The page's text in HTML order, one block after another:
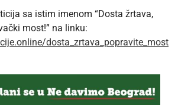
sa istim imenom “Dosta žrtava,
most!” na linku:
dosta_zrtava_popravite_most